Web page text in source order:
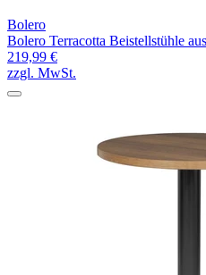
Bolero
Bolero Terracotta Beistellstühle
219,99 €
zzgl. MwSt.